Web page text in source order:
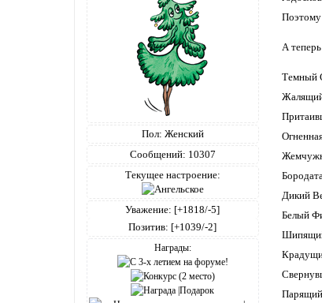
Пол: Женский
Сообщений: 10307
Текущее настроение:
Уважение: [+1818/-5]
Позитив: [+1039/-2]
Награды:
Поэтому
А
Темный
Дикий
Белый